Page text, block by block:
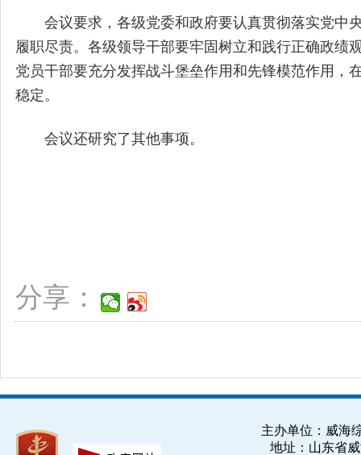
会议要求，各级党委和政府要认真贯彻落实党中
履职尽责。各级领导干部要牢固树立和践行正确政绩
党员干部要充分发挥战斗堡垒作用和先锋模范作用，
稳定。
会议还研究了其他事项。
分享：
主办单位：威海
地址：山东省威